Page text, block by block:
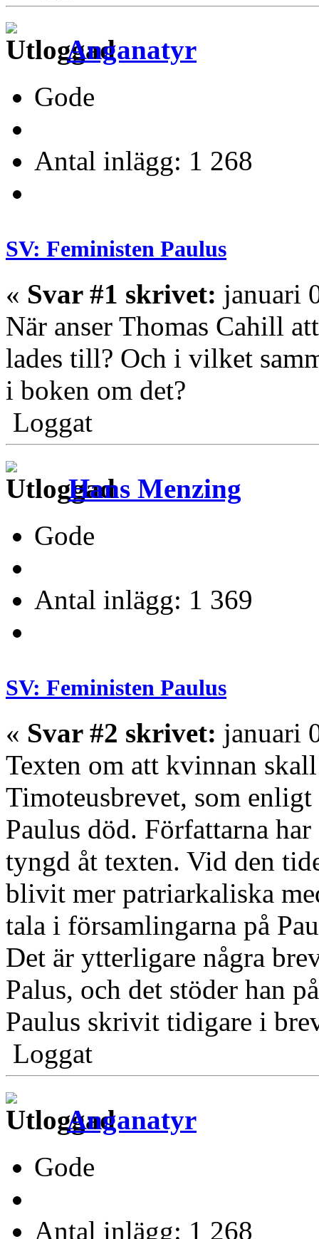
Anganatyr
Gode
Antal inlägg: 1 268
SV: Feministen Paulus
« Svar #1 skrivet: januari
När anser Thomas Cahill
lades till? Och i vilket
i boken om det?
Loggat
Hans Menzing
Gode
Antal inlägg: 1 369
SV: Feministen Paulus
« Svar #2 skrivet: januari
Texten om att kvinnan
Timoteusbrevet, som
Paulus död. Författarna
tyngd åt texten. Vid den
blivit mer patriarkaliska
tala i församlingarna på
Det är ytterligare några
Palus, och det stöder han
Paulus skrivit tidigare i
Loggat
Anganatyr
Gode
Antal inlägg: 1 268